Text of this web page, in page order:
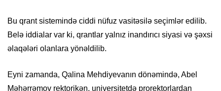
Bu qrant sistemində ciddi nüfuz vasitəsilə seçimlər edilib.
Belə iddialar var ki, qrantlar yalnız inandırıcı siyasi və şəxsi
əlaqələri olanlara yönəldilib.
Eyni zamanda, Qalina Mehdiyevanın dönəmində, Abel
Məhərrəmov rektorikən, universitetdə prorektorlardan